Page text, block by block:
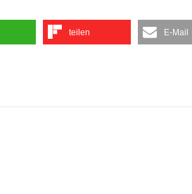
teilen E-Mail